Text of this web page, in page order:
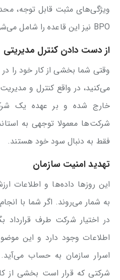
ویژگی‌های مثبت قابل توجه،
BPO نیز این قاعده را شامل می‌شود.
از دست دادن کنترل مدیریتی
وقتی شما بخشی از کار خود را
می‌کنید، در واقع کنترل و
خارج شده و بر عهده یک
شرکت‌ها معمولا توجهی به
فقط به دنبال سود خود هستند.
تهدید امنیت سازمان
این روزها داده‌ها و اطلاعات
به شمار می‌روند. اگر شما با
در اختیار شرکت طرف قرارداد
اطلاعات وجود دارد و این
اسرار سازمان به حساب می‌آید.
شرکتی که قرار است بخشی از